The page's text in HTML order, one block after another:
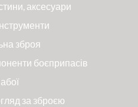
аксесуари
зброя
боєприпасів
за зброєю